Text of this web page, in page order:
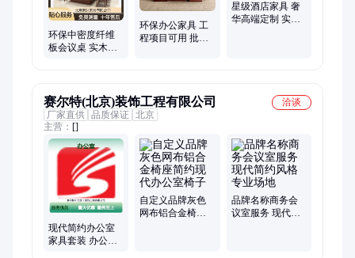
环保中密度纤维
板会议桌 实木封
环保办公家具 工
程项目可用 批量
星级酒店家具 奢
华高端定制 实木
赛尔特(北京)装饰工程有限公司
洽谈
厂家直供 品质保证 北京
主营： []
现代简约办公室
家具套装 办公桌
自定义品牌灰色
网布铝合金椅座
品牌名称商务会
议室服务 现代简